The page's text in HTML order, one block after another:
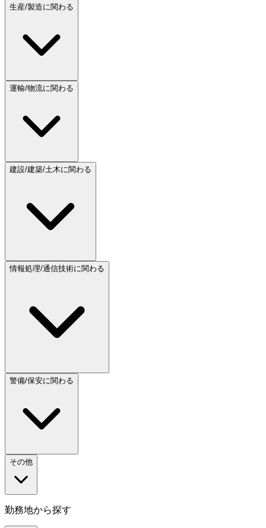
生産/製造に関わる
運輸/物流に関わる
建設/建築/土木に関わる
情報処理/通信技術に関わる
警備/保安に関わる
その他
勤務地から探す